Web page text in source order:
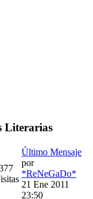
Literarias
Último Mensaje
por
*ReNeGaDo*
21 Ene 2011
23:50